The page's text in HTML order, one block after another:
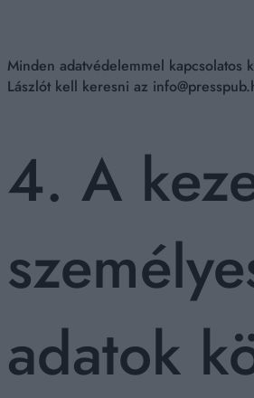
Minden adatvédelemmel kapcsolatos
Lászlót kell keresni az
4. A
adatok